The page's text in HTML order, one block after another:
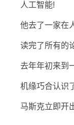
人工智能!
他去了一家在
读完了所有的
去年年初来到
机缘巧合认识
马斯克立即开